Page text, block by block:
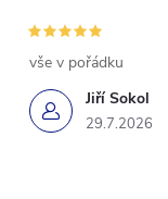
Jiří Sokol
29.7.2026
vše v pořádku